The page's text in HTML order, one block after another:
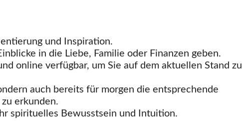
und Inspiration.
in die Liebe, Familie oder Finanzen geben.
online verfügbar, um Sie auf dem aktuellen Stand zu
auch bereits für morgen die entsprechende
zu erkunden.
spirituelles Bewusstsein und Intuition.